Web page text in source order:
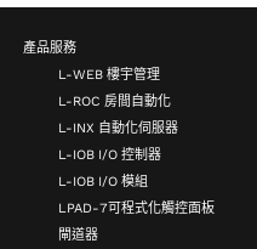
產品服務
L-WEB 樓宇管理
L-ROC 房間自動化
L-INX 自動化伺服器
L-IOB I/O 控制器
L-IOB I/O 模組
LPAD-7可程式化觸控面板
閘道器